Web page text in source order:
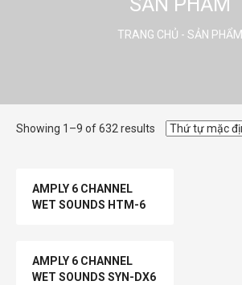
TRANG CHỦ - SẢN PHẨM
Showing 1–9 of 632 results
AMPLY 6 CHANNEL
WET SOUNDS HTM-6
AMPLY 6 CHANNEL
WET SOUNDS SYN-DX6